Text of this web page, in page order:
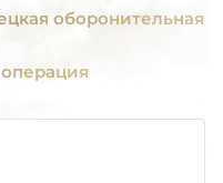
оборонительная